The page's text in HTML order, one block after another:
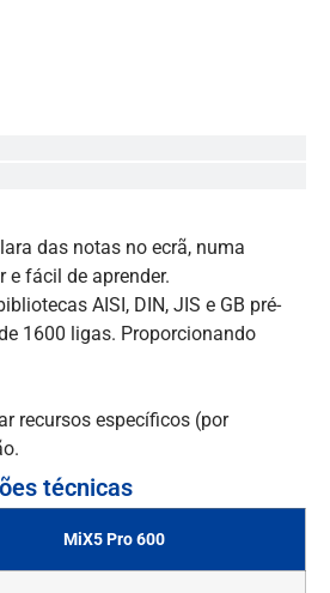
das notas no ecrã, numa
fácil de aprender.
AISI, DIN, JIS e GB pré-
1600 ligas. Proporcionando
recursos específicos (por
técnicas
MiX5 Pro 600